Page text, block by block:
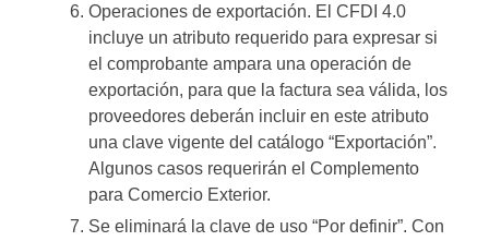
Operaciones de exportación. El CFDI 4.0
incluye un atributo requerido para expresar si
el comprobante ampara una operación de
exportación, para que la factura sea válida, los
proveedores deberán incluir en este atributo
una clave vigente del catálogo “Exportación”.
Algunos casos requerirán el Complemento
para Comercio Exterior.
Se eliminará la clave de uso “Por definir”. Con